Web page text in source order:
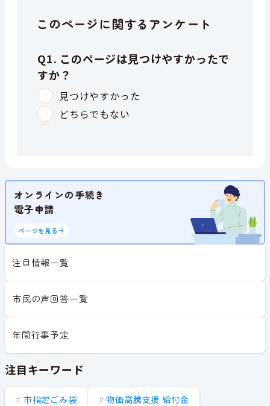
このページに関するアンケート
オンラインの手続き
電子申請
ページを見る
注目情報一覧
市民の声回答一覧
年間行事予定
注目キーワード
市指定ごみ袋 物価高騰支援 給付金